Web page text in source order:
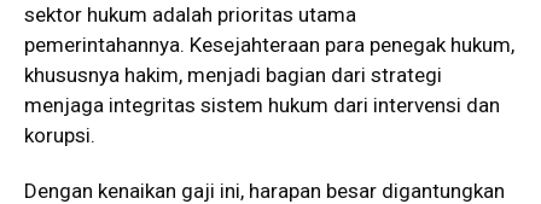
sektor hukum adalah prioritas utama
pemerintahannya. Kesejahteraan para penegak hukum,
khususnya hakim, menjadi bagian dari strategi
menjaga integritas sistem hukum dari intervensi dan
korupsi.
Dengan kenaikan gaji ini, harapan besar digantungkan